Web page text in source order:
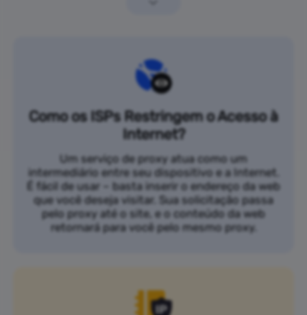
Como os ISPs Restringem o Acesso à
Internet?
Um serviço de proxy atua como um
intermediário entre seu dispositivo e a Internet.
É fácil de usar – basta inserir o endereço da web
que você deseja visitar. Sua solicitação passa
pelo proxy até o site, e o conteúdo da web
retornará para você pelo mesmo proxy.